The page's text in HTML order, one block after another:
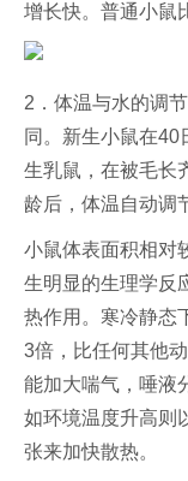
增长快。普通小鼠
2．体温与水的调
同。新生小鼠在40
生乳鼠，在被毛长
龄后，体温自动调
小鼠体表面积相对
生明显的生理学反
热作用。寒冷静态
3倍，比任何其他
能加大喘气，唾液
如环境温度升高则
张来加快散热。